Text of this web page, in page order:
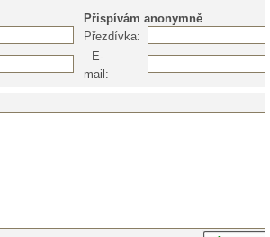
Přispívám anonymně
Přezdívka:
E-
mail: